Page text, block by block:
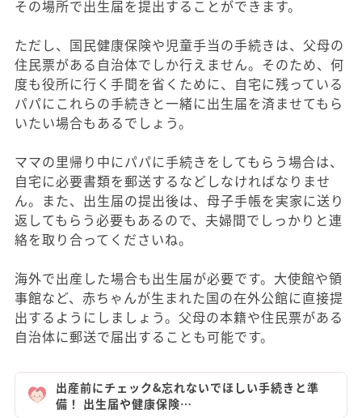
その場所で出生届を提出することができます。
ただし、国民健康保険や児童手当の手続きは、父母の
住民票がある自治体でしか行えません。そのため、何
度も役所に行く手間を省くために、自宅に残っている
パパにこれらの手続きと一緒に出生届を済ませてもら
いたい場合もあるでしょう。
ママの里帰り中にパパに手続きをしてもらう場合は、
自宅に必要書類を郵送するなどしなければなりませ
ん。また、出生届の提出後は、母子手帳を実家に送り
返してもらう必要もあるので、夫婦間でしっかりと連
絡を取り合ってくださいね。
海外で出産した場合も出生届が必要です。大使館や領
事館など、赤ちゃんが生まれた国の在外公館に直接提
出するようにしましょう。父母の本籍や住民票がある
自治体に郵送で届出することも可能です。
出産前にチェック&忘れないでほしい手続きと準
備！ 出生届や健康保険…